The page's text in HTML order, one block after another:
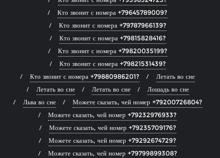
Кто звонит с номера +79645789009?
Кто звонит с номера +79787966139?
Кто звонит с номера +79815828416?
Кто звонит с номера +79820035199?
Кто звонит с номера +79821531439?
Кто звонит с номера +79880986201?
Летать во сне
Летать во сне
Летать во сне
Лошадь во сне
Льва во сне
Можете сказать, чей номер +79200726804?
Можете сказать, чей номер +79232976933?
Можете сказать, чей номер +79235709176?
Можете сказать, чей номер +79292674729?
Можете сказать, чей номер +79799899308?